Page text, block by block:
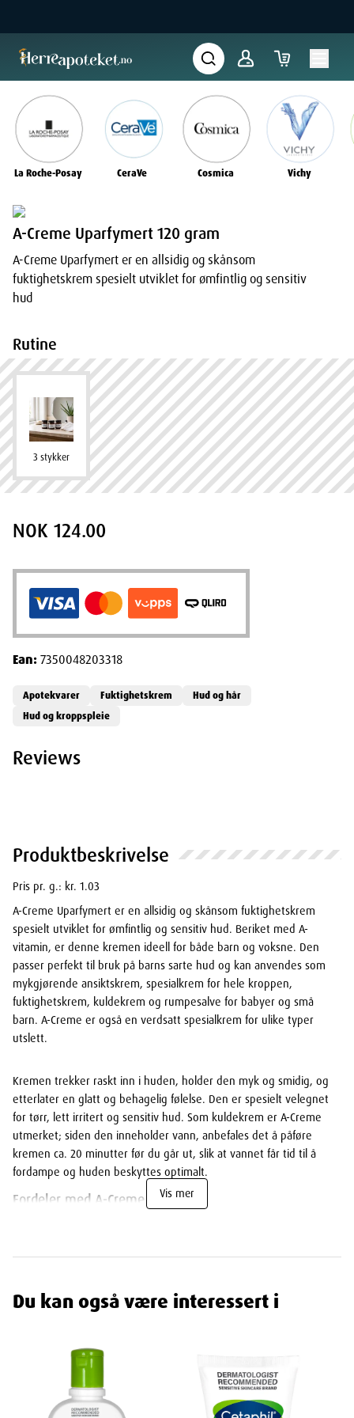
La Roche-Posay CeraVe Cosmica Vichy
Produktbeskrivelse
Pris pr. g.: kr. 1.03
A-Creme Uparfymert er en allsidig og skånsom fuktighetskrem
spesielt utviklet for ømfintlig og sensitiv hud. Beriket med A-
vitamin, er denne kremen ideell for både barn og voksne. Den
passer perfekt til bruk på barns sarte hud og kan anvendes som
mykgjørende ansiktskrem, spesialkrem for hele kroppen,
fuktighetskrem, kuldekrem og rumpesalve for babyer og små
barn. A-Creme er også en verdsatt spesialkrem for ulike typer
utslett.
Kremen trekker raskt inn i huden, holder den myk og smidig, og
etterlater en glatt og behagelig følelse. Den er spesielt velegnet
for tørr, lett irritert og sensitiv hud. Som kuldekrem er A-Creme
utmerket; siden den inneholder vann, anbefales det å påføre
kremen ca. 20 minutter før du går ut, slik at vannet får tid til å
fordampe og huden beskyttes optimalt.
Fordeler med A-Creme
kuldekrem og spesialkrem for utslett, samt som rumpesalve for
babyer.
myk og smidig uten fet følelse.
Ideell for både voksne og barns sarte hud.
Uparfymert:Ingen tilsatte duftstoffer, noe som gjør den
Vis mer
A-Creme Uparfymert 120 gram
A-Creme Uparfymert er en allsidig og skånsom
fuktighetskrem spesielt utviklet for ømfintlig og sensitiv
hud
Rutine
3 stykker
NOK 124.00
Ean:7350048203318
Apotekvarer Fuktighetskrem
Hud og hår
Hud og kroppspleie
Reviews
Du kan også være interessert i